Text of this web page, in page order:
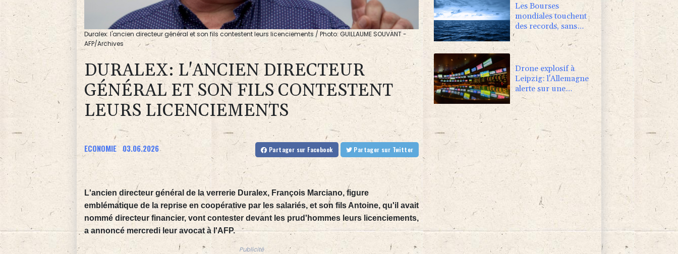
Duralex: l'ancien directeur général et son fils contestent leurs licenciements / Photo: GUILLAUME SOUVANT -
AFP/Archives
DURALEX: L'ANCIEN DIRECTEUR
GÉNÉRAL ET SON FILS CONTESTENT
LEURS LICENCIEMENTS
ECONOMIE 03.06.2026 Partager sur Facebook Partager sur Twitter
L'ancien directeur général de la verrerie Duralex, François Marciano, figure
emblématique de la reprise en coopérative par les salariés, et son fils Antoine, qu'il avait
nommé directeur financier, vont contester devant les prud'hommes leurs licenciements,
a annoncé mercredi leur avocat à l'AFP.
Publicité
Les Bourses
mondiales touchent
des records, sans
s'emballer pour
autant
Drone explosif à
Leipzig: l'Allemagne
alerte sur une
"nouvelle dimension
de menace"